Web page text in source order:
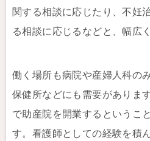
関する相談に応じたり、不妊
る相談に応じるなどと、幅広
働く場所も病院や産婦人科の
保健所などにも需要がありま
で助産院を開業するというこ
す。看護師としての経験を積